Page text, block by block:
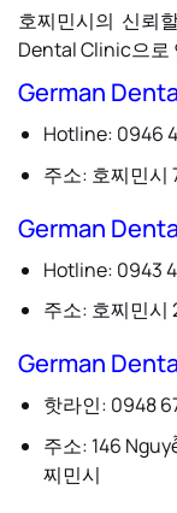
호찌민시의 신뢰
Dental Clinic으로
German
Hotline: 0946
주소: 호찌민시
German
Hotline: 0943
주소: 호찌민시
German
핫라인: 0948
주소: 146
찌민시